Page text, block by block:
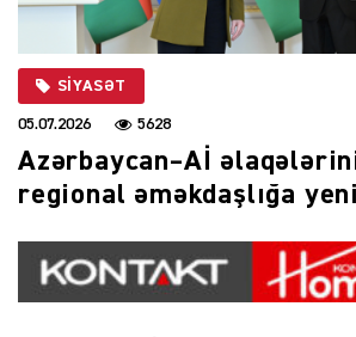
SIYASƏT
05.07.2026 5628
Azərbaycan–Aİ
regional əməkdaşlığa